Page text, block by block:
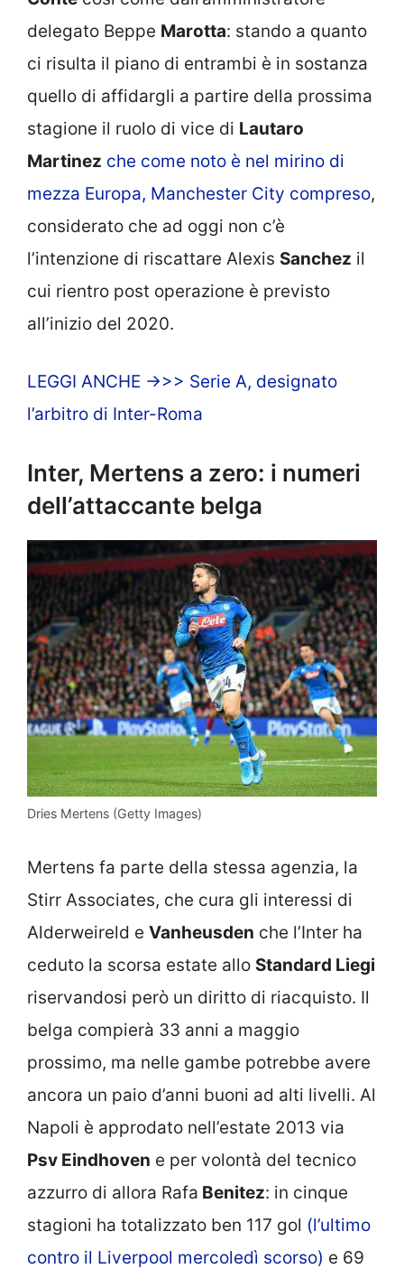
delegato Beppe Marotta: stando a quanto
ci risulta il piano di entrambi è in sostanza
quello di affidargli a partire della prossima
stagione il ruolo di vice di Lautaro
Martinez che come noto è nel mirino di
mezza Europa, Manchester City compreso,
considerato che ad oggi non c’è
l’intenzione di riscattare Alexis Sanchez il
cui rientro post operazione è previsto
all’inizio del 2020.
LEGGI ANCHE ->>> Serie A, designato
l’arbitro di Inter-Roma
Inter, Mertens a zero: i numeri
dell’attaccante belga
Dries Mertens (Getty Images)
Mertens fa parte della stessa agenzia, la
Stirr Associates, che cura gli interessi di
Alderweireld e Vanheusden che l’Inter ha
ceduto la scorsa estate allo Standard Liegi
riservandosi però un diritto di riacquisto. Il
belga compierà 33 anni a maggio
prossimo, ma nelle gambe potrebbe avere
ancora un paio d’anni buoni ad alti livelli. Al
Napoli è approdato nell’estate 2013 via
Psv Eindhoven e per volontà del tecnico
azzurro di allora Rafa Benitez: in cinque
stagioni ha totalizzato ben 117 gol (l’ultimo
contro il Liverpool mercoledì scorso) e 69